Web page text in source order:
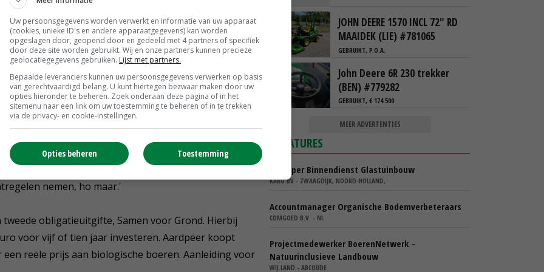
euro aan nieuwe grond gaan aankopen. Nu zijn
willen creëren bij burgers om andere
heel belangrijk. Het haalt de vrijblijvendheid eraf.'
grote ambities
bij de coöperatie. 'Het zijn mensen die de
dat het anders moet, hebben geen zin om op de
in eigen handen.' Remerie denkt ook dat sommige
van de biodiversiteit. 'Er gebeurt niks. Het
nemen, ho maar.'
tweede obligatieuitgifte, Samen voor Grond. Hierbij
voor vijf of tien jaar investeren. Aardpeer koopt
reële prijs aan biologische boeren. Aanleiding voor
JOHN DEERE 1570 INCL 72" RD
MAAIDEK (LIE) #781065
GEBRUIKT, P.O.A.
John Deere 6R 230 trekker
(BEN) #779282
GEBRUIKT, € 174.500
MEER ADVERTENTIES
VACATURES
Verkoper Binnendienst Glastuinbouw
KARO BV - ZWAAGDIJK, NOORD-HOLLAND,
Accountmanager Organische Bodemverbeteraars
COMGOED B.V. - NL
Projectmedewerker BoerenNetwerk –
Natuurinclusieve Landbouw
WIJ.LAND - ABCOUDE
Uw persoonsgegevens worden verwerkt en informatie van uw apparaat
(cookies, unieke ID's en andere apparaatgegevens) kan worden
opgeslagen door, geopend door en gedeeld met 4 partners of specifiek
door deze site worden gebruikt. Wij en onze partners kunnen precieze
geolocatiegegevens gebruiken. Lijst met partners.
Bepaalde leveranciers kunnen uw persoonsgegevens verwerken op basis
van gerechtvaardigd belang. U kunt hiertegen bezwaar maken door uw
opties hieronder te beheren. Zoek onderaan deze pagina of in het
sitemenu naar een link om uw toestemming te beheren of in te trekken
via de privacy- en cookie-instellingen.
Toestemming
Opties beheren